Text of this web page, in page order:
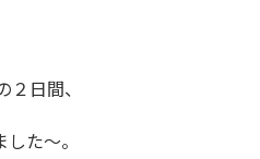
日間、
た～。